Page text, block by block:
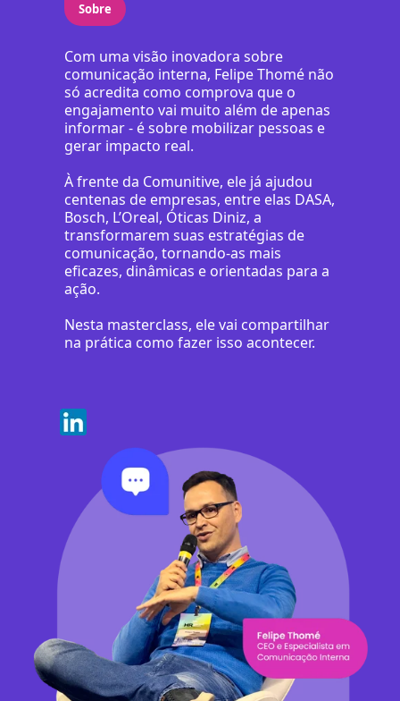
Sobre
Com uma visão inovadora sobre
comunicação interna, Felipe Thomé não
só acredita como comprova que o
engajamento vai muito além de apenas
informar - é sobre mobilizar pessoas e
gerar impacto real.
À frente da Comunitive, ele já ajudou
centenas de empresas, entre elas DASA,
Bosch, L’Oreal, Óticas Diniz, a
transformarem suas estratégias de
comunicação, tornando-as mais
eficazes, dinâmicas e orientadas para a
ação.
Nesta masterclass, ele vai compartilhar
na prática como fazer isso acontecer.